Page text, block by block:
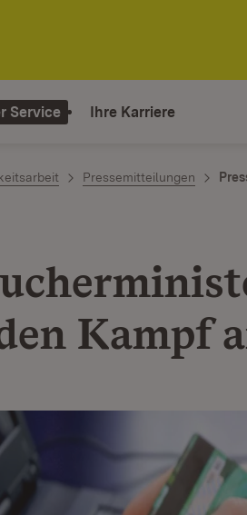
Service Ihre Karriere
Pressemitteilungen
Kampf